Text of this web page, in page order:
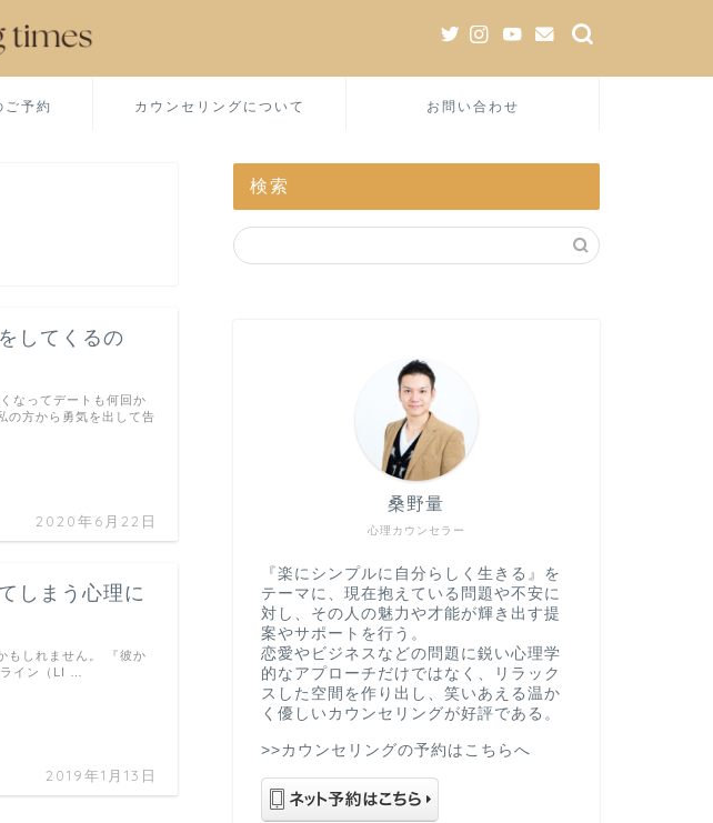
ご予約 カウンセリングについて お問い合わせ
してくるの
2020年6月22日
なってデートも何回か
の方から勇気を出して告
しまう心理に
2019年1月13日
もしれません。 『彼か
イン（LI …
検索
心理カウンセラー
桑野量
『楽にシンプルに自分らしく生きる』を
テーマに、現在抱えている問題や不安に
対し、その人の魅力や才能が輝き出す提
案やサポートを行う。
恋愛やビジネスなどの問題に鋭い心理学
的なアプローチだけではなく、リラック
スした空間を作り出し、笑いあえる温か
く優しいカウンセリングが好評である。
>>カウンセリングの予約はこちらへ